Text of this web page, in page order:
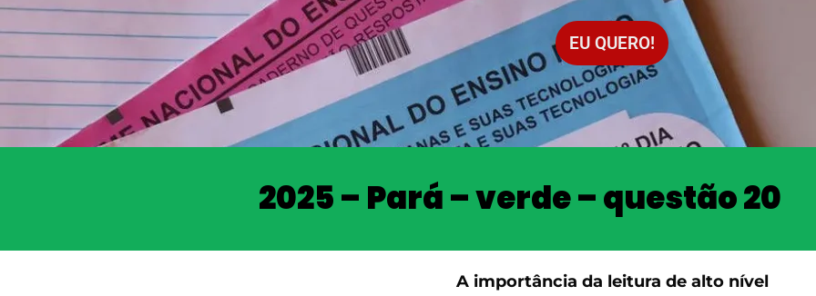
EU QUERO!
2025 – Pará – verde – questão 20
A importância da leitura de alto nível